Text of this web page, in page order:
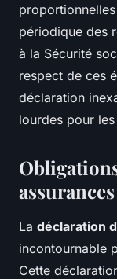
périodique des
à la Sécurité
respect de ces
déclaration
lourdes pour
assurances
La déclaration
incontournable
Cette